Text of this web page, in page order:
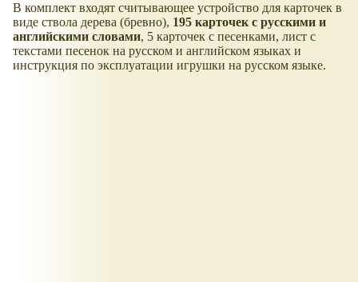
В комплект входят считывающее устройство для карточек в
виде ствола дерева (бревно), 195 карточек с русскими и
английскими словами, 5 карточек с песенками, лист с
текстами песенок на русском и английском языках и
инструкция по эксплуатации игрушки на русском языке.